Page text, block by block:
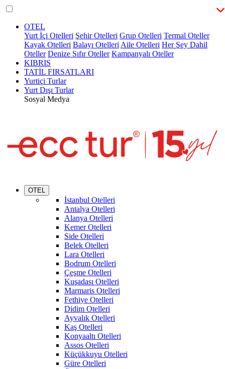
OTEL
Yurt İçi Otelleri Şehir Otelleri Grup Otelleri Termal Oteller
Kayak Otelleri Balayı Otelleri Aile Otelleri Her Şey Dahil
Oteller Denize Sıfır Oteller Kampanyalı Oteller
KIBRIS
TATİL FIRSATLARI
Yurtiçi Turlar
Yurt Dışı Turlar
Sosyal Medya
OTEL
İstanbul Otelleri
Antalya Otelleri
Alanya Otelleri
Kemer Otelleri
Side Otelleri
Belek Otelleri
Lara Otelleri
Bodrum Otelleri
Çeşme Otelleri
Kuşadası Otelleri
Marmaris Otelleri
Fethiye Otelleri
Didim Otelleri
Ayvalık Otelleri
Kaş Otelleri
Konyaaltı Otelleri
Assos Otelleri
Küçükkuyu Otelleri
Güre Otelleri